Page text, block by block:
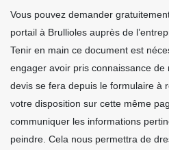
Vous pouvez demander
portail à Brullioles auprès de
Tenir en main ce document est
engager avoir pris connaissance
devis se fera depuis le formulaire à
votre disposition sur cette même
communiquer les informations
peindre. Cela nous permettra de